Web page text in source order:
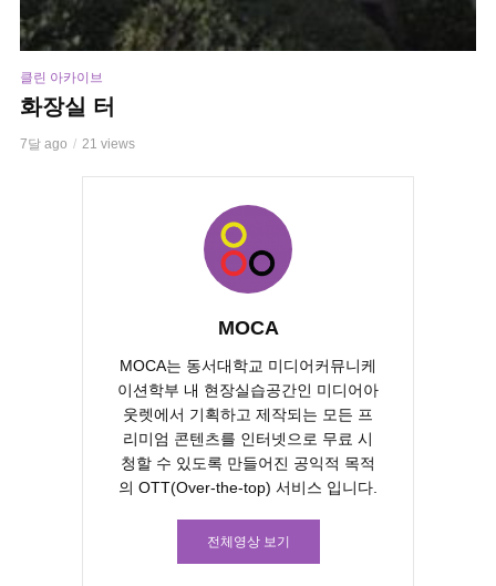
클린 아카이브
화장실 터
7달 ago 21 views
MOCA
MOCA는 동서대학교 미디어커뮤니케
이션학부 내 현장실습공간인 미디어아
웃렛에서 기획하고 제작되는 모든 프
리미엄 콘텐츠를 인터넷으로 무료 시
청할 수 있도록 만들어진 공익적 목적
의 OTT(Over-the-top) 서비스 입니다.
전체영상 보기